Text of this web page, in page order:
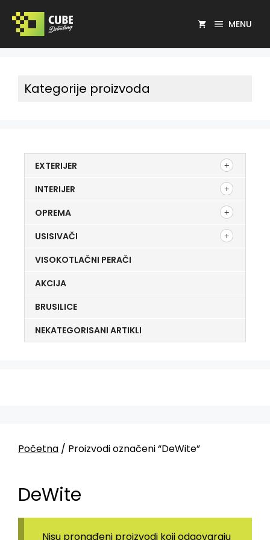
MENU
Početna / Proizvodi označeni “DeWite”
DeWite
Nisu pronađeni proizvodi koji odgovaraju
Kategorije proizvoda
EXTERIJER
INTERIJER
OPREMA
USISIVAČI
VISOKOTLAČNI PERAČI
AKCIJA
BRUSILICE
NEKATEGORISANI ARTIKLI